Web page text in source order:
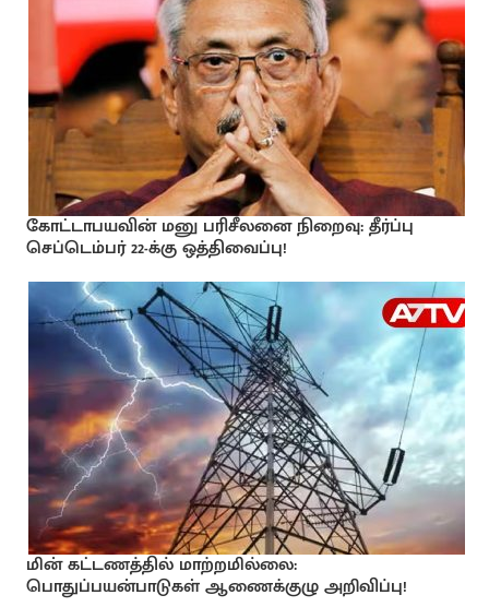
கோட்டாபயவின் மனு பரிசீலனை நிறைவு: தீர்ப்பு
செப்டெம்பர் 22-க்கு ஒத்திவைப்பு!
மின் கட்டணத்தில் மாற்றமில்லை:
பொதுப்பயன்பாடுகள் ஆணைக்குழு அறிவிப்பு!